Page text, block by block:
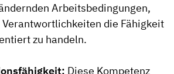
Arbeitsbedingungen,
Verantwortlichkeiten die Fähigkeit
zu handeln.
Diese Kompetenz